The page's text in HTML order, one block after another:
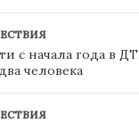
с начала года в
человека